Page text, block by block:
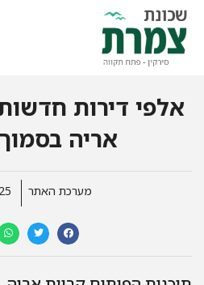
אלפי דירות
אריה
מערכת האתר